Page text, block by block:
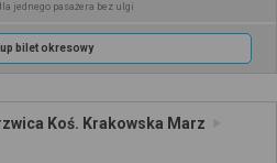
jednego pasażera bez ulgi
bilet okresowy
Koś. Krakowska Marz